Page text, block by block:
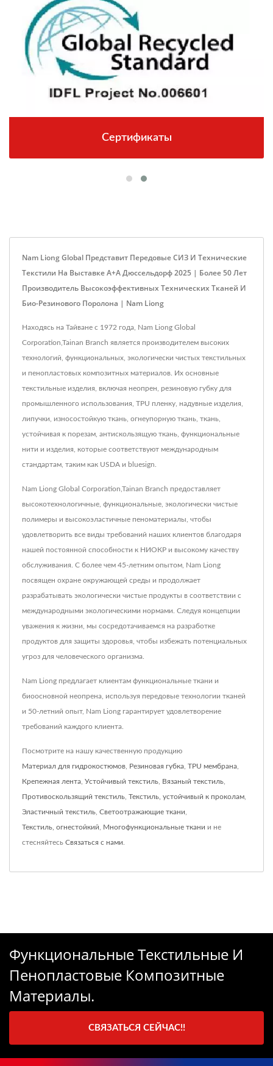
Сертификаты
Nam Liong Global Представит Передовые СИЗ И Технические
Текстили На Выставке A+A Дюссельдорф 2025 | Более 50 Лет
Производитель Высокоэффективных Технических Тканей И
Био-Резинового Поролона | Nam Liong
Находясь на Тайване с 1972 года, Nam Liong Global
Corporation,Tainan Branch является производителем высоких
технологий, функциональных, экологически чистых текстильных
и пенопластовых композитных материалов. Их основные
текстильные изделия, включая неопрен, резиновую губку для
промышленного использования, TPU пленку, надувные изделия,
липучки, износостойкую ткань, огнеупорную ткань, ткань,
устойчивая к порезам, антискользящую ткань, функциональные
нити и изделия, которые соответствуют международным
стандартам, таким как USDA и bluesign.
Nam Liong Global Corporation,Tainan Branch предоставляет
высокотехнологичные, функциональные, экологически чистые
полимеры и высокоэластичные пеноматериалы, чтобы
удовлетворить все виды требований наших клиентов благодаря
нашей постоянной способности к НИОКР и высокому качеству
обслуживания. С более чем 45-летним опытом, Nam Liong
посвящен охране окружающей среды и продолжает
разрабатывать экологически чистые продукты в соответствии с
международными экологическими нормами. Следуя концепции
уважения к жизни, мы сосредотачиваемся на разработке
продуктов для защиты здоровья, чтобы избежать потенциальных
угроз для человеческого организма.
Nam Liong предлагает клиентам функциональные ткани и
биоосновной неопрена, используя передовые технологии тканей
и 50-летний опыт, Nam Liong гарантирует удовлетворение
требований каждого клиента.
Посмотрите на нашу качественную продукцию
Материал для гидрокостюмов Резиновая губка TPU мембрана
Крепежная лента Устойчивый текстиль Вязаный текстиль
Противоскользящий текстиль Текстиль, устойчивый к проколам
Эластичный текстиль Светоотражающие ткани
Текстиль, огнестойкий Многофункциональные ткани и не
стесняйтесь Связаться с нами
Функциональные Текстильные И
Пенопластовые Композитные
Материалы.
СВЯЗАТЬСЯ СЕЙЧАС!!